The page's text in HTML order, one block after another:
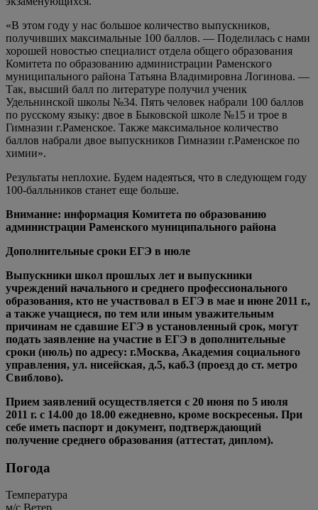
«В этом году у нас большое количество выпускников,
получивших максимальные 100 баллов. — Поделилась с нами
хорошей новостью специалист отдела общего образования
Комитета по образованию администрации Раменского
муниципального района Татьяна Владимировна Логинова. —
Так, высший балл по литературе получил ученик
Удельнинской школы №34. Пять человек набрали 100 баллов
по русскому языку: двое в Быковской школе №15 и трое в
Гимназии г.Раменское. Также максимальное количество
баллов набрали двое выпускников Гимназии г.Раменское по
химии».
Результаты неплохие. Будем надеяться, что в следующем году
100-балльников станет еще больше.
Внимание: информация Комитета по образованию
администрации Раменского муниципального района
Дополнительные сроки ЕГЭ в июле
Выпускники школ прошлых лет и выпускники
учреждений начального и среднего профессионального
образования, кто не участвовал в ЕГЭ в мае и июне 2011 г.,
а также учащиеся, по тем или иным уважительным
причинам не сдавшие ЕГЭ в установленный срок, могут
подать заявление на участие в ЕГЭ в дополнительные
сроки (июль) по адресу: г.Москва, Академия социального
управления, ул. нисейская, д.5, каб.3 (проезд до ст. метро
Свиблово).
Прием заявлений осуществляется с 20 июня по 5 июля
2011 г. с 14.00 до 18.00 ежедневно, кроме воскресенья. При
себе иметь паспорт и документ, подтверждающий
получение среднего образования (аттестат, диплом).
Погода
Температура